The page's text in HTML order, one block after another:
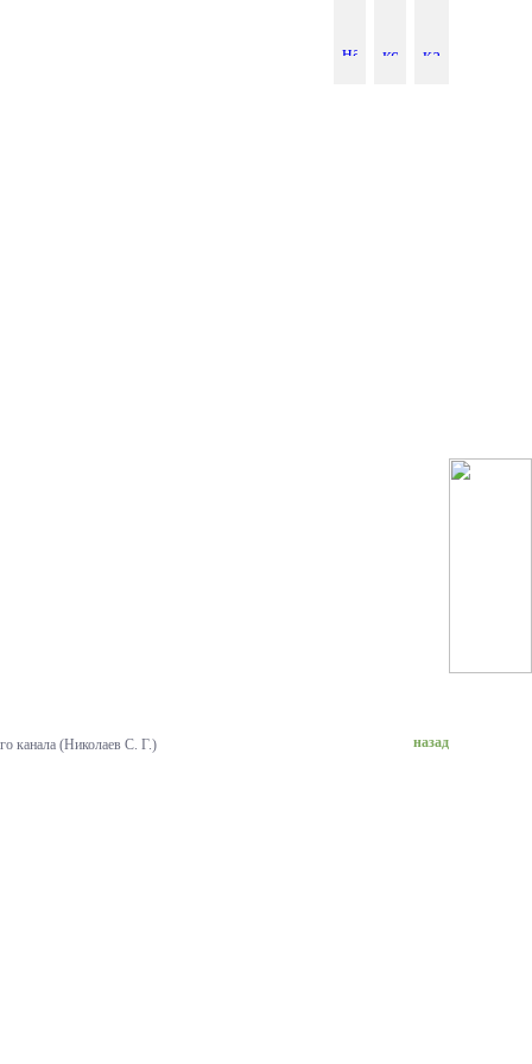
канала (Николаев С. Г.) назад